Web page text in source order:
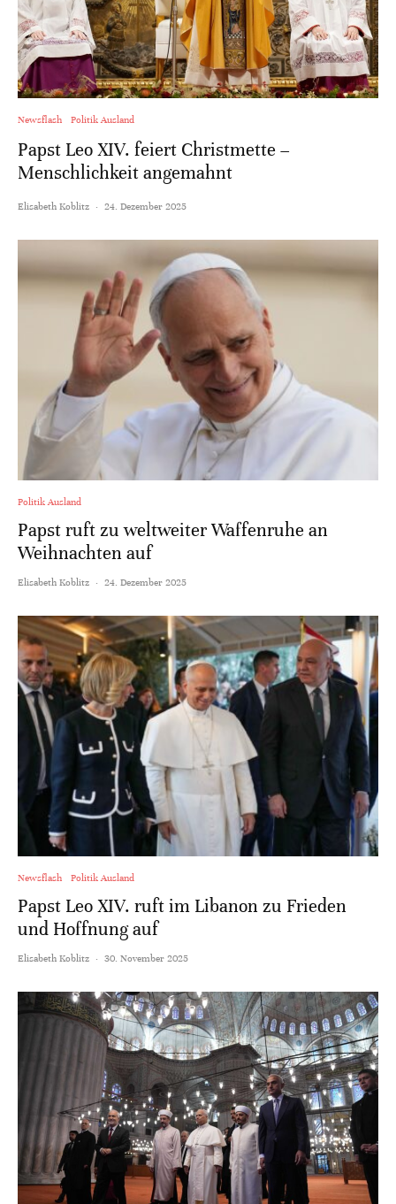
Newsflash Politik Ausland
Papst Leo XIV. feiert Christmette –
Menschlichkeit angemahnt
Elisabeth Koblitz · 24. Dezember 2025
Politik Ausland
Papst ruft zu weltweiter Waffenruhe an
Weihnachten auf
Elisabeth Koblitz · 24. Dezember 2025
Newsflash Politik Ausland
Papst Leo XIV. ruft im Libanon zu Frieden
und Hoffnung auf
Elisabeth Koblitz · 30. November 2025